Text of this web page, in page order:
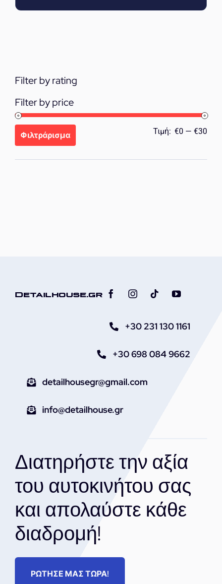
Filter by rating
Filter by price
Φιλτράρισμα Τιμή: €0 — €30
Detailhouse.gr
+30 231 130 1161
+30 698 084 9662
detailhousegr@gmail.com
info@detailhouse.gr
Διατηρήστε την αξία
του αυτοκινήτου σας
και απολαύστε κάθε
διαδρομή!
ΡΩΤΗΣΕ ΜΑΣ ΤΩΡΑ!